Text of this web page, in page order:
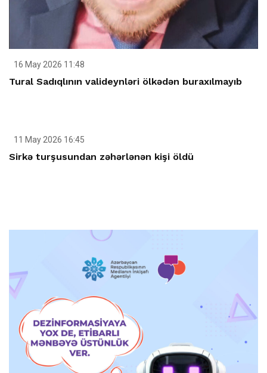
16 May 2026 11:48
Tural Sadıqlının valideynləri ölkədən buraxılmayıb
11 May 2026 16:45
Sirkə turşusundan zəhərlənən kişi öldü